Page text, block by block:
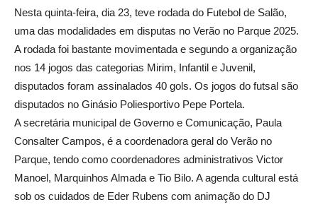
Nesta quinta-feira, dia 23, teve rodada do Futebol de Salão,
uma das modalidades em disputas no Verão no Parque 2025.
A rodada foi bastante movimentada e segundo a organização
nos 14 jogos das categorias Mirim, Infantil e Juvenil,
disputados foram assinalados 40 gols. Os jogos do futsal são
disputados no Ginásio Poliesportivo Pepe Portela.
A secretária municipal de Governo e Comunicação, Paula
Consalter Campos, é a coordenadora geral do Verão no
Parque, tendo como coordenadores administrativos Victor
Manoel, Marquinhos Almada e Tio Bilo. A agenda cultural está
sob os cuidados de Eder Rubens com animação do DJ